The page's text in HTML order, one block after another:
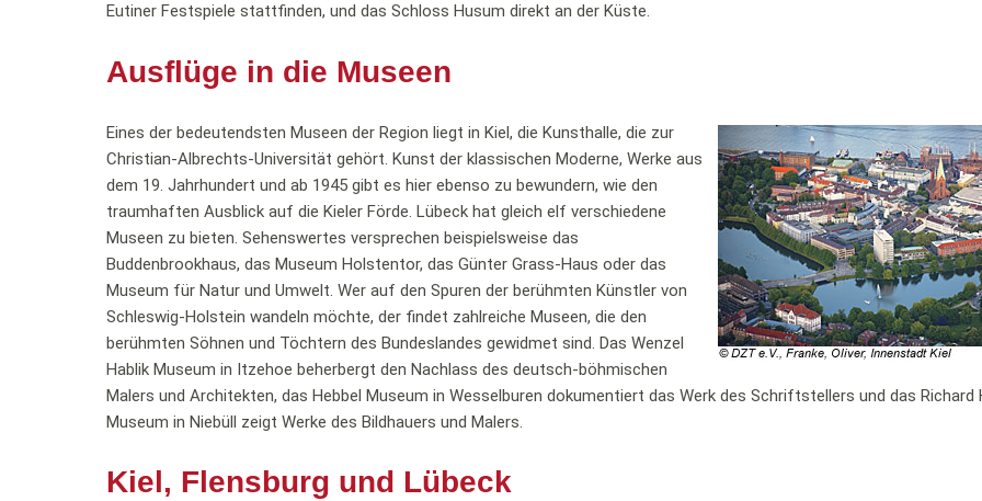
Eutiner Festspiele stattfinden, und das Schloss Husum direkt an der Küste.
Ausflüge in die Museen
Eines der bedeutendsten Museen der Region liegt in Kiel, die Kunsthalle, die zur
Christian-Albrechts-Universität gehört. Kunst der klassischen Moderne, Werke aus
dem 19. Jahrhundert und ab 1945 gibt es hier ebenso zu bewundern, wie den
traumhaften Ausblick auf die Kieler Förde. Lübeck hat gleich elf verschiedene
Museen zu bieten. Sehenswertes versprechen beispielsweise das
Buddenbrookhaus, das Museum Holstentor, das Günter Grass-Haus oder das
Museum für Natur und Umwelt. Wer auf den Spuren der berühmten Künstler von
Schleswig-Holstein wandeln möchte, der findet zahlreiche Museen, die den
berühmten Söhnen und Töchtern des Bundeslandes gewidmet sind. Das Wenzel
Hablik Museum in Itzehoe beherbergt den Nachlass des deutsch-böhmischen
Malers und Architekten, das Hebbel Museum in Wesselburen dokumentiert das Werk des Schriftstellers und das Richard
Museum in Niebüll zeigt Werke des Bildhauers und Malers.
Kiel, Flensburg und Lübeck